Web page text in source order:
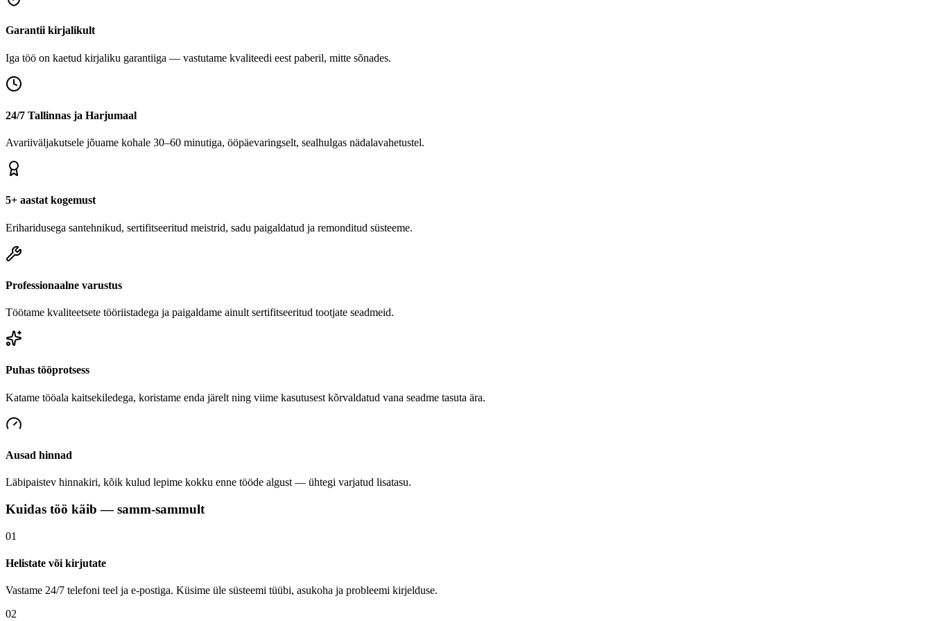
Garantii kirjalikult
Iga töö on kaetud kirjaliku garantiiga — vastutame kvaliteedi eest paberil, mitte sõnades.
24/7 Tallinnas ja Harjumaal
Avariiväljakutsele jõuame kohale 30–60 minutiga, ööpäevaringselt, sealhulgas nädalavahetustel.
5+ aastat kogemust
Eriharidusega santehnikud, sertifitseeritud meistrid, sadu paigaldatud ja remonditud süsteeme.
Professionaalne varustus
Töötame kvaliteetsete tööriistadega ja paigaldame ainult sertifitseeritud tootjate seadmeid.
Puhas tööprotsess
Katame tööala kaitsekiledega, koristame enda järelt ning viime kasutusest kõrvaldatud vana seadme tasuta ära.
Ausad hinnad
Läbipaistev hinnakiri, kõik kulud lepime kokku enne tööde algust — ühtegi varjatud lisatasu.
Kuidas töö käib — samm-sammult
01
Helistate või kirjutate
Vastame 24/7 telefoni teel ja e-postiga. Küsime üle süsteemi tüübi, asukoha ja probleemi kirjelduse.
02